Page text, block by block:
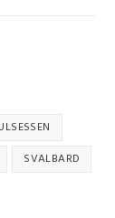
SVALBARD